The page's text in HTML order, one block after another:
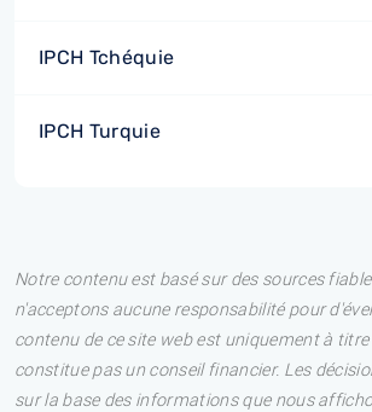
IPCH Tchéquie
IPCH Turquie
Notre contenu est basé sur des sources
n'acceptons aucune responsabilité pour
contenu de ce site web est uniquement à
constitue pas un conseil financier. Les
sur la base des informations que nous